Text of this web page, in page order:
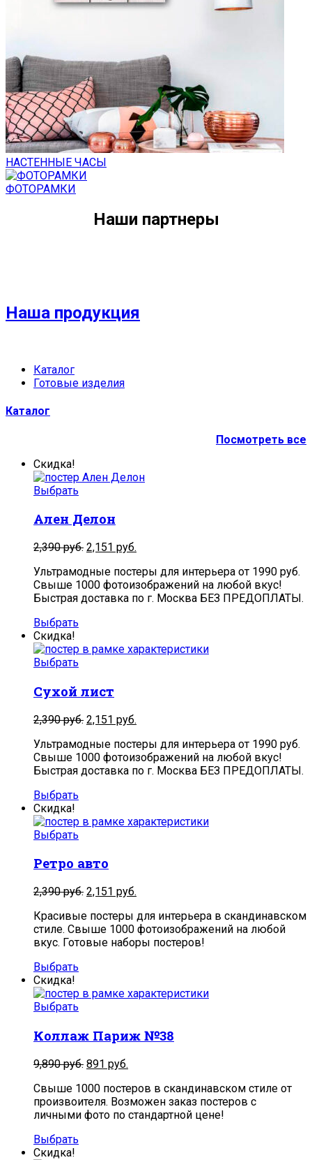
НАСТЕННЫЕ ЧАСЫ
ФОТОРАМКИ
Наши партнеры
Наша продукция
Каталог
Готовые изделия
Каталог
Посмотреть все
Скидка!
Выбрать
Ален Делон
2,390руб. 2,151 руб.
Ультрамодные постеры для интерьера от 1990 руб.
Свыше 1000 фотоизображений на любой вкус!
Быстрая доставка по г. Москва БЕЗ ПРЕДОПЛАТЫ.
Выбрать
Скидка!
Выбрать
Сухой лист
2,390руб. 2,151 руб.
Ультрамодные постеры для интерьера от 1990 руб.
Свыше 1000 фотоизображений на любой вкус!
Быстрая доставка по г. Москва БЕЗ ПРЕДОПЛАТЫ.
Выбрать
Скидка!
Выбрать
Ретро авто
2,390руб. 2,151 руб.
Красивые постеры для интерьера в скандинавском
стиле. Свыше 1000 фотоизображений на любой
вкус. Готовые наборы постеров!
Выбрать
Скидка!
Выбрать
Коллаж Париж №38
9,890руб. 891 руб.
Свыше 1000 постеров в скандинавском стиле от
произвоителя. Возможен заказ постеров с
личными фото по стандартной цене!
Выбрать
Скидка!